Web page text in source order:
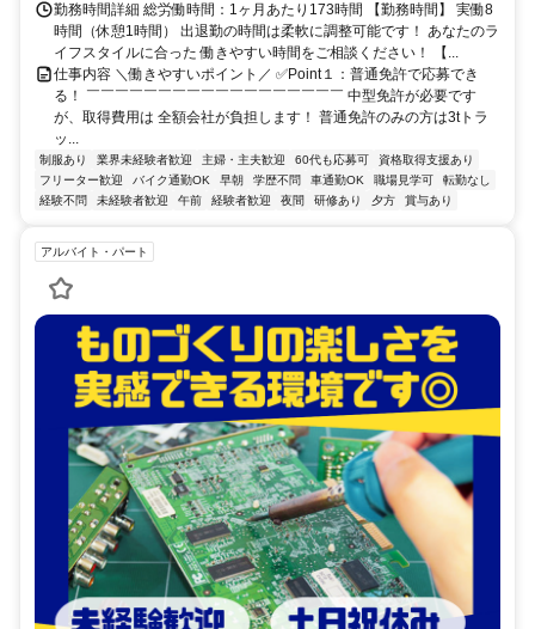
勤務時間詳細 総労働時間：1ヶ月あたり173時間 【勤務時間】 実働8
時間（休憩1時間） 出退勤の時間は柔軟に調整可能です！ あなたのラ
イフスタイルに合った 働きやすい時間をご相談ください！ 【...
仕事内容 ＼働きやすいポイント／ ✅Point１：普通免許で応募でき
る！ ￣￣￣￣￣￣￣￣￣￣￣￣￣￣￣￣￣￣ 中型免許が必要です
が、取得費用は 全額会社が負担します！ 普通免許のみの方は3tトラ
ッ...
制服あり 業界未経験者歓迎 主婦・主夫歓迎 60代も応募可
資格取得支援あり
フリーター歓迎
バイク通勤OK 早朝 学歴不問 車通勤OK 職場見学可
転勤なし
経験不問
未経験者歓迎 午前 経験者歓迎 夜間 研修あり 夕方 賞与あり
アルバイト・パート